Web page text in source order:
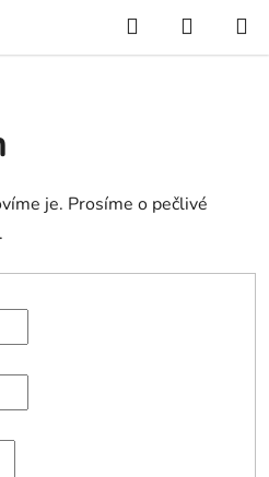
Hledat
KOŠÍK
je. Prosíme o pečlivé